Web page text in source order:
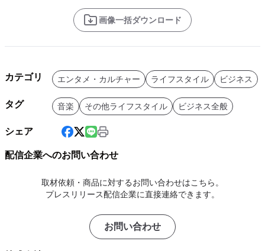
画像一括ダウンロード
カテゴリ エンタメ・カルチャー ライフスタイル ビジネス
タグ 音楽 その他ライフスタイル ビジネス全般
シェア
配信企業へのお問い合わせ
取材依頼・商品に対するお問い合わせはこちら。
プレスリリース配信企業に直接連絡できます。
お問い合わせ